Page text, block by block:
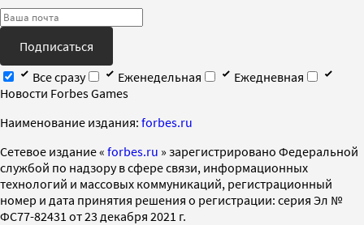
Подписаться
Все сразу
Еженедельная
Ежедневная
Новости Forbes Games
Наименование издания: forbes.ru
Cетевое издание « forbes.ru » зарегистрировано Федеральной
службой по надзору в сфере связи, информационных
технологий и массовых коммуникаций, регистрационный
номер и дата принятия решения о регистрации: серия Эл №
ФС77-82431 от 23 декабря 2021 г.